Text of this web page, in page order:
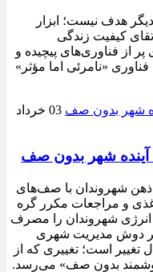
دیگر هدف نیست؛ ابزار
کیفیت زندگی
از فناوری‌های پیچیده و
«نامرئی اما مؤثر»
03 خرداد
آینده شهر بدون صف
شهروندان با صف‌های
و مراجعات مکرر گره
انرژی شهروندان را مصرف
بر دوش مدیریت شهری
تغییر است؛ تغییری که از
بدون صف» می‌رسد.